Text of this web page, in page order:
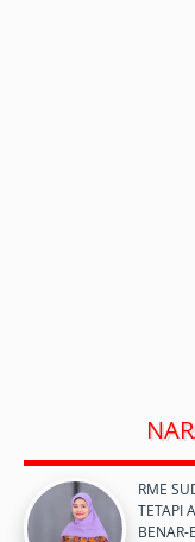
RME
TETAPI
BENAR-